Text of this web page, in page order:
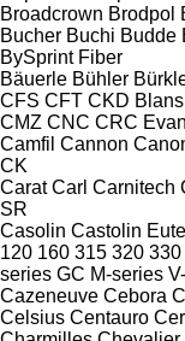
Broadcrown Brodpol
Bucher Buchi Budde
BySprint Fiber
Bäuerle Bühler
CFS CFT CKD
CMZ CNC CRC
Camfil Cannon
CK
Carat Carl Carnitech
SR
Casolin Castolin
120 160 315 320 330
series GC M-series
Cazeneuve Cebora
Celsius Centauro